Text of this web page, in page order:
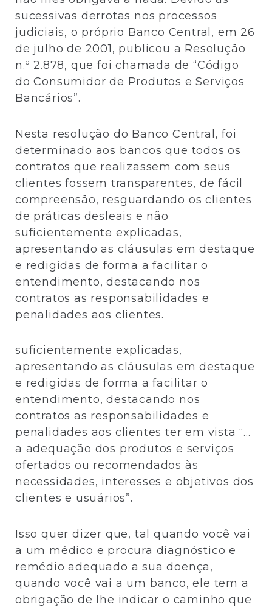
sucessivas derrotas nos processos
judiciais, o próprio Banco Central, em 26
de julho de 2001, publicou a Resolução
n.º 2.878, que foi chamada de “Código
do Consumidor de Produtos e Serviços
Bancários”.
Nesta resolução do Banco Central, foi
determinado aos bancos que todos os
contratos que realizassem com seus
clientes fossem transparentes, de fácil
compreensão, resguardando os clientes
de práticas desleais e não
suficientemente explicadas,
apresentando as cláusulas em destaque
e redigidas de forma a facilitar o
entendimento, destacando nos
contratos as responsabilidades e
penalidades aos clientes.
suficientemente explicadas,
apresentando as cláusulas em destaque
e redigidas de forma a facilitar o
entendimento, destacando nos
contratos as responsabilidades e
penalidades aos clientes ter em vista “…
a adequação dos produtos e serviços
ofertados ou recomendados às
necessidades, interesses e objetivos dos
clientes e usuários”.
Isso quer dizer que, tal quando você vai
a um médico e procura diagnóstico e
remédio adequado a sua doença,
quando você vai a um banco, ele tem a
obrigação de lhe indicar o caminho que